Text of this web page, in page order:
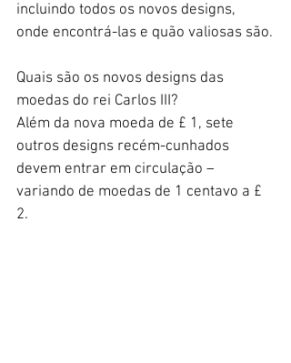
incluindo todos os novos designs,
onde encontrá-las e quão valiosas são.
Quais são os novos designs das
moedas do rei Carlos III?
Além da nova moeda de £ 1, sete
outros designs recém-cunhados
devem entrar em circulação –
variando de moedas de 1 centavo a £
2.